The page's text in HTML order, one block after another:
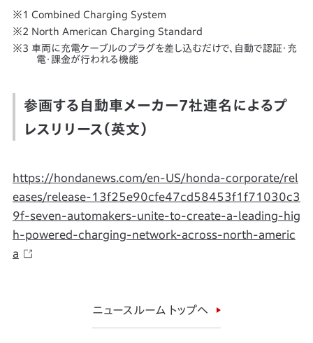
Combined Charging System
North American Charging Standard
車両に充電ケーブルのプラグを差し込むだけで、自動で認証・充
電・課金が行われる機能
参画する自動車メーカー7社連名によるプ
レスリリース（英文）
https://hondanews.com/en-US/honda-corporate/rel
eases/release-13f25e90cfe47cd58453f1f71030c3
9f-seven-automakers-unite-to-create-a-leading-hig
h-powered-charging-network-across-north-americ
a
ニュースルーム トップへ